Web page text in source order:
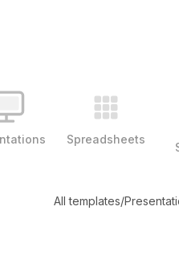
Spreadsheets
All templates/